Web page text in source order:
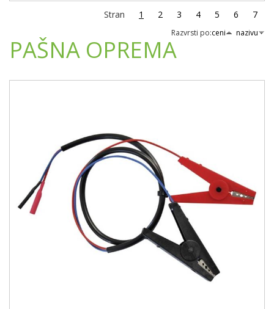
Stran 1 2 3 4 5 6 7
Razvrsti po:ceni nazivu
PAŠNA OPREMA